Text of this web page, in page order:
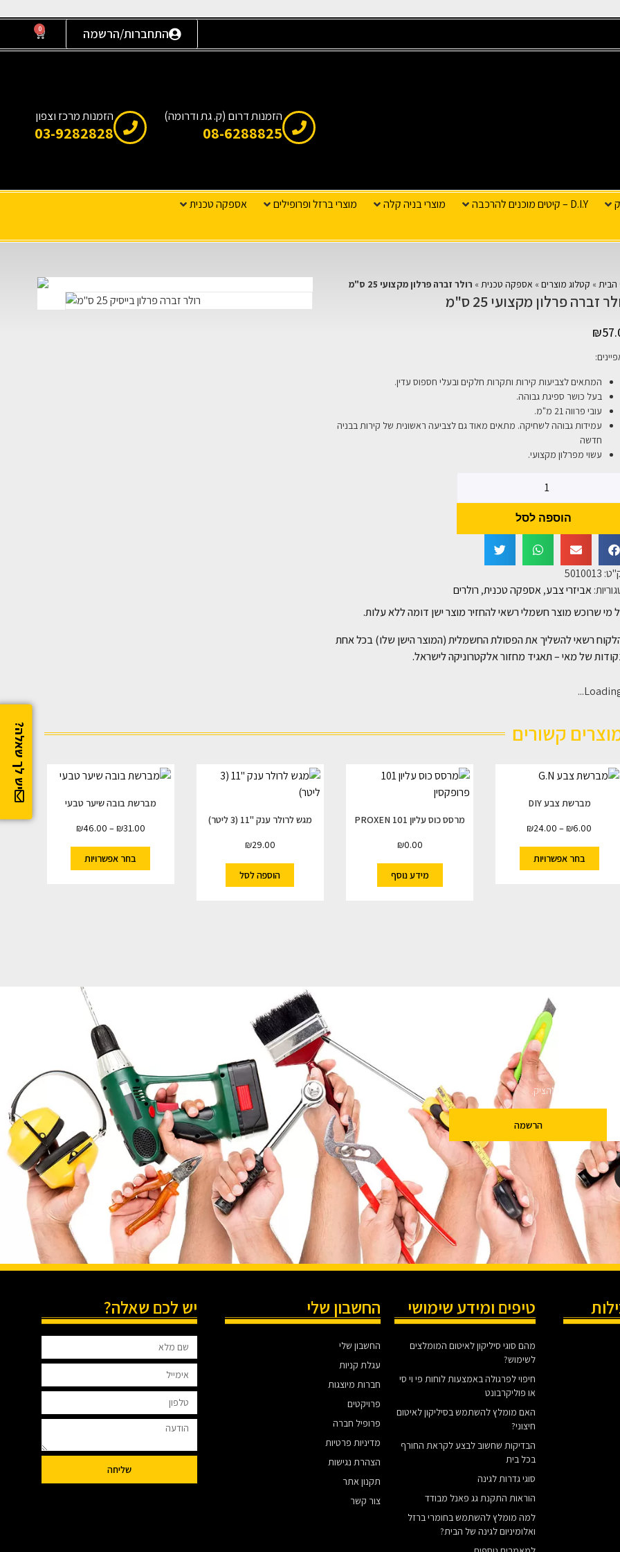
התחברות/הרשמה 0
יש לך שאלה?
הזמנות דרום (ק. גת ודרומה)
08-6288825
הזמנות מרכז וצפון
03-9282828
D.I.Y – קיטים מוכנים להרכבה מוצרי בניה קלה מוצרי ברזל ופרופילים
אספקה טכנית
הבית» קטלוג מוצרים» אספקה טכנית» רולר זברה פרלון מקצועי 25 ס"מ
זברה פרלון מקצועי 25 ס"מ
₪
המתאים לצביעות קירות ותקרות חלקים ובעלי חספוס עדין.
בעל כושר ספיגת גבוהה.
עובי פרווה 21 מ"מ.
עמידות גבוהה לשחיקה. מתאים מאוד גם לצביעה ראשונית של קירות בבניה
חדשה
עשוי מפרלון מקצועי.
הוספה לסל
5010013
אביזרי צבע,אספקה טכנית, רולרים
מי שרוכש מוצר חשמלי רשאי להחזיר מוצר ישן דומה ללא עלות.
רשאי להשליך את הפסולת החשמלית (המוצר הישן שלו) בכל אחת
של מאי – תאגיד מחזור אלקטרוניקה לישראל.
קשורים
מברשת צבע DIY
₪6.00
–
₪24.00
בחר אפשרויות
מרסס כוס עליון 101 PROXEN
₪0.00
מידע נוסף
מגש לרולר ענק "11 (3 ליטר)
₪29.00
הוספה לסל
מברשת בובה שיער טבעי
₪31.00
–
₪46.00
בחר אפשרויות
מבטיחים לא להציק.
הרשמה
טיפים ומידע שימושי
מהם סוגי סיליקון לאיטום המומלצים
לשימוש?
חיפוי לפרגולה באמצעות לוחות פי וי סי
או פוליקרבונט
האם מומלץ להשתמש בסיליקון לאיטום
חיצוני?
הבדיקות שחשוב לבצע לקראת החורף
בכל בית
סוגי גדרות לגינה
הוראות התקנת גג פאנל מבודד
למה מומלץ להשתמש בחומרי ברזל
ואלומיניום לגינה של הבית?
החשבון שלי
החשבון שלי
עגלת קניות
חברות מיוצגות
פרויקטים
פרופיל חברה
מדיניות פרטיות
הצהרת נגישות
תקנון אתר
צור קשר
יש לכם שאלה?
שליחה